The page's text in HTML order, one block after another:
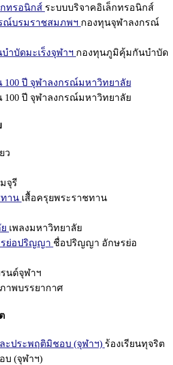
กทรอนิกส์ ระบบบริจาคอิเล็กทรอนิกส์
ณ์บรมราชสมภพฯ กองทุนจุฬาลงกรณ์
ำบัดมะเร็งจุฬาฯ กองทุนภูมิคุ้มกันบำบัด
100 ปี จุฬาลงกรณ์มหาวิทยาลัย
100 ปี จุฬาลงกรณ์มหาวิทยาลัย
ว
จุรี
ทาน เสื้อครุยพระราชทาน
เพลงมหาวิทยาลัย
ย่อปริญญา ชื่อปริญญา อักษรย่อ
นด์จุฬาฯ
ภาพบรรยากาศ
ะประพฤติมิชอบ (จุฬาฯ) ร้องเรียนทุจริต
บ (จุฬาฯ)